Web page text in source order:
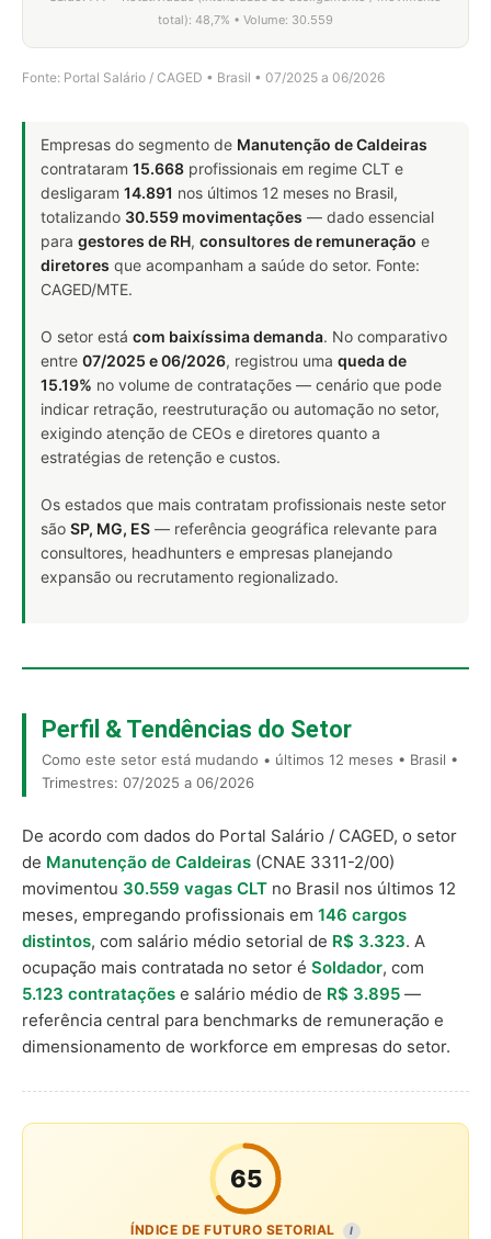
total): 48,7% • Volume: 30.559
Fonte: Portal Salário / CAGED • Brasil • 07/2025 a 06/2026
Empresas do segmento de Manutenção de Caldeiras
contrataram 15.668 profissionais em regime CLT e
desligaram 14.891 nos últimos 12 meses no Brasil,
totalizando 30.559 movimentações — dado essencial
para gestores de RH, consultores de remuneração e
diretores que acompanham a saúde do setor. Fonte:
CAGED/MTE.
O setor está com baixíssima demanda. No comparativo
entre 07/2025 e 06/2026, registrou uma queda de
15.19% no volume de contratações — cenário que pode
indicar retração, reestruturação ou automação no setor,
exigindo atenção de CEOs e diretores quanto a
estratégias de retenção e custos.
Os estados que mais contratam profissionais neste setor
são SP, MG, ES — referência geográfica relevante para
consultores, headhunters e empresas planejando
expansão ou recrutamento regionalizado.
Perfil & Tendências do Setor
Como este setor está mudando • últimos 12 meses • Brasil •
Trimestres: 07/2025 a 06/2026
De acordo com dados do Portal Salário / CAGED, o setor
de Manutenção de Caldeiras (CNAE 3311-2/00)
movimentou 30.559 vagas CLT no Brasil nos últimos 12
meses, empregando profissionais em 146 cargos
distintos, com salário médio setorial de R$ 3.323. A
ocupação mais contratada no setor é Soldador, com
5.123 contratações e salário médio de R$ 3.895 —
referência central para benchmarks de remuneração e
dimensionamento de workforce em empresas do setor.
65
ÍNDICE DE FUTURO SETORIAL I